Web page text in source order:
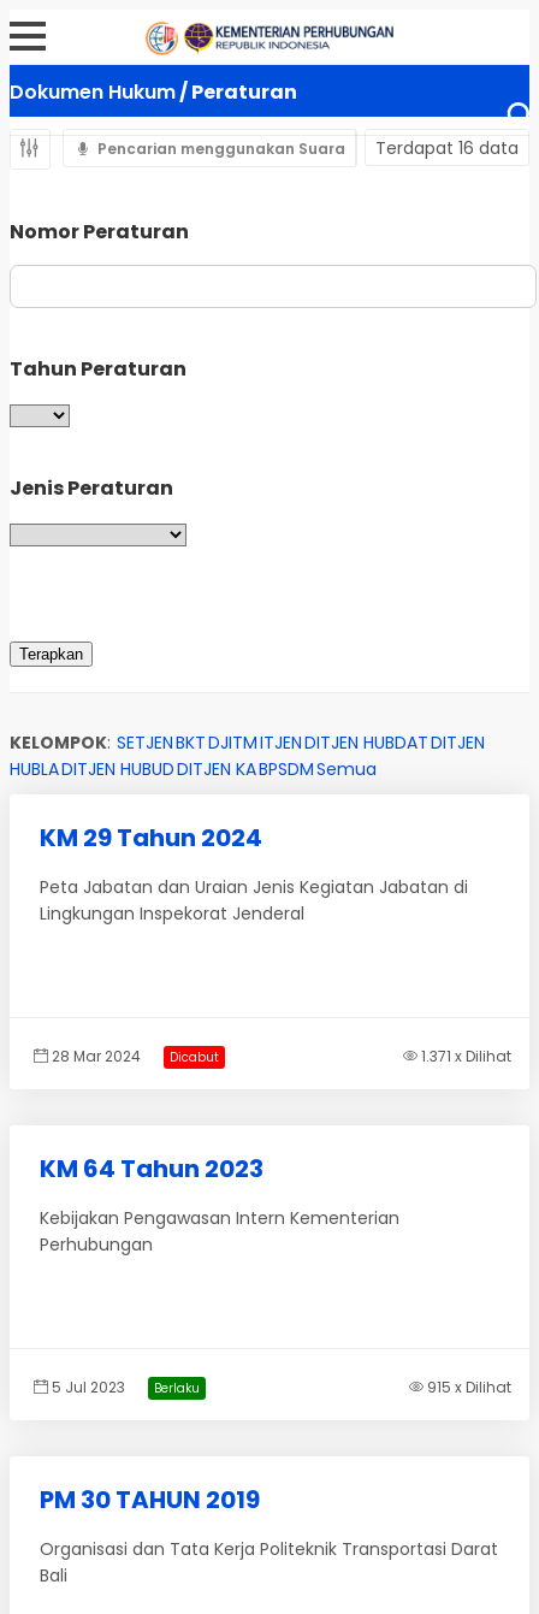
Dokumen Hukum/ Peraturan
Pencarian menggunakan Suara Terdapat 16 data
Nomor Peraturan
Tahun Peraturan
Jenis Peraturan
KELOMPOK: SETJENBKTDJITMITJENDITJEN HUBDATDITJEN
HUBLADITJEN HUBUDDITJEN KABPSDMSemua
KM 29 Tahun 2024
Peta Jabatan dan Uraian Jenis Kegiatan Jabatan di
Lingkungan Inspekorat Jenderal
28 Mar 2024 Dicabut 1.371 x Dilihat
KM 64 Tahun 2023
Kebijakan Pengawasan Intern Kementerian
Perhubungan
5 Jul 2023 Berlaku 915 x Dilihat
PM 30 TAHUN 2019
Organisasi dan Tata Kerja Politeknik Transportasi Darat
Bali